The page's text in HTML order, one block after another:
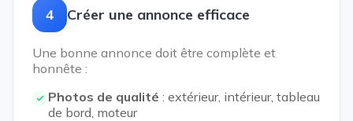
4 Créer une annonce efficace
Une bonne annonce doit être complète et
honnête :
Photos de qualité : extérieur, intérieur, tableau
de bord, moteur